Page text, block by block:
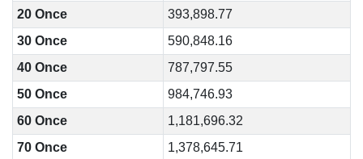
20 Once
393,898.77
30 Once
590,848.16
40 Once
787,797.55
50 Once
984,746.93
60 Once
1,181,696.32
70 Once
1,378,645.71